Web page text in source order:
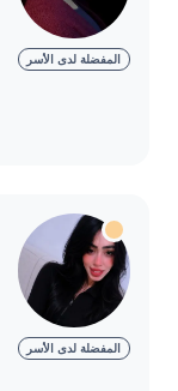
المفضلة لدى الأسر
المفضلة لدى الأسر